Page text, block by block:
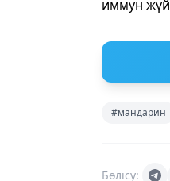
иммун
#мандарин
Бөлісу: